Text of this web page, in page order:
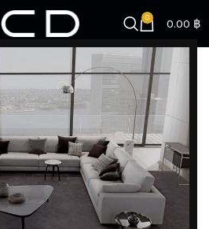
0 0.00 ฿
Italia
Kelly Chair | Cattelan